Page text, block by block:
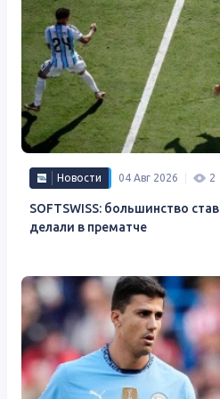
Новости 04 Авг 2026 2
SOFTSWISS: большинство
делали в прематче